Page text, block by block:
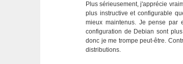
Plus sérieusement, j'apprécie
plus instructive et configurable
mieux maintenus. Je pense par
configuration de Debian sont
donc je me trompe peut-être.
distributions.